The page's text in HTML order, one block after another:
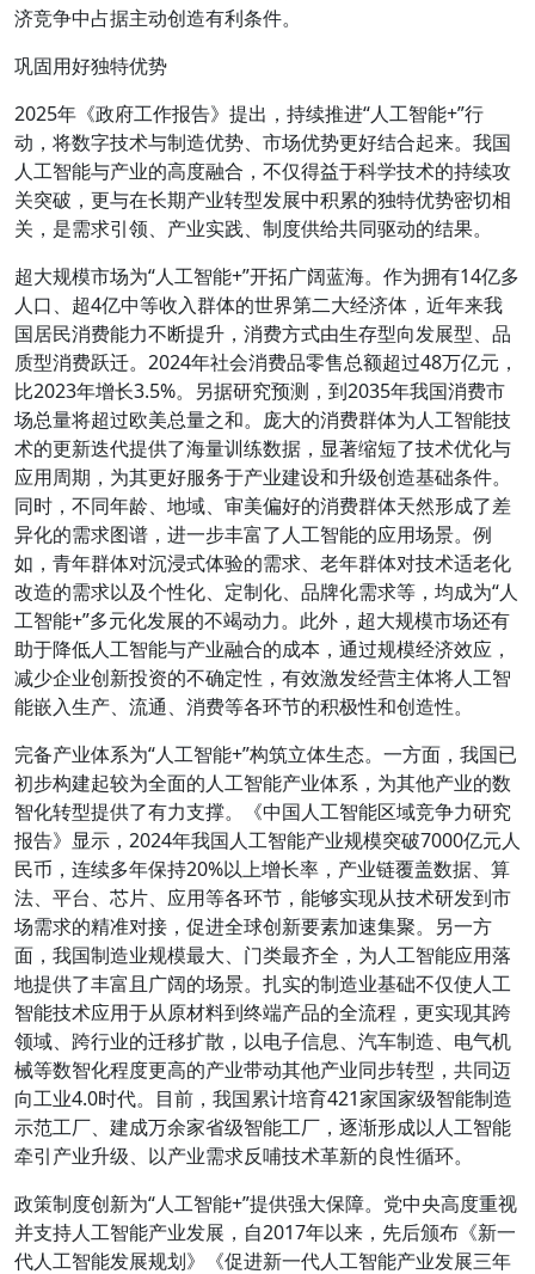
济竞争中占据主动创造有利条件。
巩固用好独特优势
2025年《政府工作报告》提出，持续推进“人工智能+”行
动，将数字技术与制造优势、市场优势更好结合起来。我国
人工智能与产业的高度融合，不仅得益于科学技术的持续攻
关突破，更与在长期产业转型发展中积累的独特优势密切相
关，是需求引领、产业实践、制度供给共同驱动的结果。
超大规模市场为“人工智能+”开拓广阔蓝海。作为拥有14亿多
人口、超4亿中等收入群体的世界第二大经济体，近年来我
国居民消费能力不断提升，消费方式由生存型向发展型、品
质型消费跃迁。2024年社会消费品零售总额超过48万亿元，
比2023年增长3.5%。另据研究预测，到2035年我国消费市
场总量将超过欧美总量之和。庞大的消费群体为人工智能技
术的更新迭代提供了海量训练数据，显著缩短了技术优化与
应用周期，为其更好服务于产业建设和升级创造基础条件。
同时，不同年龄、地域、审美偏好的消费群体天然形成了差
异化的需求图谱，进一步丰富了人工智能的应用场景。例
如，青年群体对沉浸式体验的需求、老年群体对技术适老化
改造的需求以及个性化、定制化、品牌化需求等，均成为“人
工智能+”多元化发展的不竭动力。此外，超大规模市场还有
助于降低人工智能与产业融合的成本，通过规模经济效应，
减少企业创新投资的不确定性，有效激发经营主体将人工智
能嵌入生产、流通、消费等各环节的积极性和创造性。
完备产业体系为“人工智能+”构筑立体生态。一方面，我国已
初步构建起较为全面的人工智能产业体系，为其他产业的数
智化转型提供了有力支撑。《中国人工智能区域竞争力研究
报告》显示，2024年我国人工智能产业规模突破7000亿元人
民币，连续多年保持20%以上增长率，产业链覆盖数据、算
法、平台、芯片、应用等各环节，能够实现从技术研发到市
场需求的精准对接，促进全球创新要素加速集聚。另一方
面，我国制造业规模最大、门类最齐全，为人工智能应用落
地提供了丰富且广阔的场景。扎实的制造业基础不仅使人工
智能技术应用于从原材料到终端产品的全流程，更实现其跨
领域、跨行业的迁移扩散，以电子信息、汽车制造、电气机
械等数智化程度更高的产业带动其他产业同步转型，共同迈
向工业4.0时代。目前，我国累计培育421家国家级智能制造
示范工厂、建成万余家省级智能工厂，逐渐形成以人工智能
牵引产业升级、以产业需求反哺技术革新的良性循环。
政策制度创新为“人工智能+”提供强大保障。党中央高度重视
并支持人工智能产业发展，自2017年以来，先后颁布《新一
代人工智能发展规划》《促进新一代人工智能产业发展三年